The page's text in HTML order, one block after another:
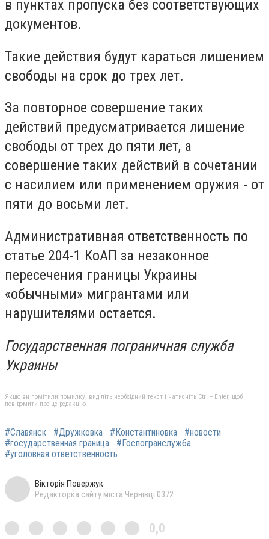
в пунктах пропуска без соответствующих
документов.
Такие действия будут караться лишением
свободы на срок до трех лет.
За повторное совершение таких
действий предусматривается лишение
свободы от трех до пяти лет, а
совершение таких действий в сочетании
с насилием или применением оружия - от
пяти до восьми лет.
Административная ответственность по
статье 204-1 КоАП за незаконное
пересечения границы Украины
«обычными» мигрантами или
нарушителями остается.
Государственная пограничная служба
Украины
Якщо ви помітили помилку, виділіть необхідний текст і натисніть Ctrl + Enter, щоб
повідомити про це редакцію
#Славянск #Дружковка #Константиновка
#новости
#государственная граница
#Госпогранслужба
#уголовная ответственность
Вікторія Повержук
Редакторка сайту міста Чернівці 0372
0,0